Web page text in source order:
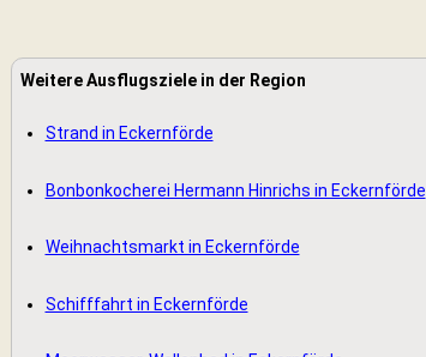
Weitere Ausflugsziele in der Region
Strand in Eckernförde
Bonbonkocherei Hermann Hinrichs in Eckernförde
Weihnachtsmarkt in Eckernförde
Schifffahrt in Eckernförde